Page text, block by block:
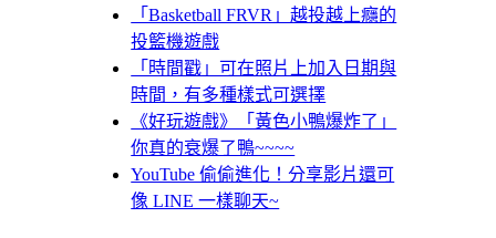
「Basketball FRVR」越投越上癮的
投籃機遊戲
「時間戳」可在照片上加入日期與
時間，有多種樣式可選擇
《好玩遊戲》「黃色小鴨爆炸了」
你真的衰爆了鴨~~~~
YouTube 偷偷進化！分享影片還可
像 LINE 一樣聊天~